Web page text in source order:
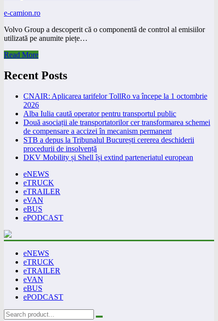
e-camion.ro
Volvo Group a descoperit că o componentă de control al emisiilor
utilizată pe anumite piețe…
Read More
Recent Posts
CNAIR: Aplicarea tarifelor TollRo va începe la 1 octombrie
2026
Alba Iulia caută operator pentru transportul public
Două asociații ale transportatorilor cer transformarea schemei
de compensare a accizei în mecanism permanent
STB a depus la Tribunalul București cererea deschiderii
procedurii de insolvență
DKV Mobility și Shell își extind parteneriatul european
eNEWS
eTRUCK
eTRAILER
eVAN
eBUS
ePODCAST
eNEWS
eTRUCK
eTRAILER
eVAN
eBUS
ePODCAST